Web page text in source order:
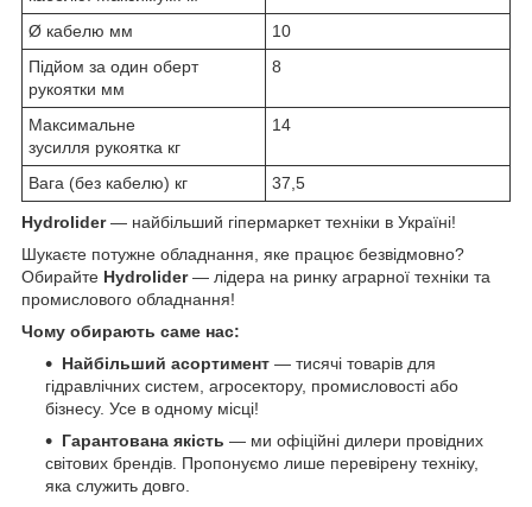
Ø кабелю мм
10
Підйом за один оберт
рукоятки мм
8
Максимальне
зусилля рукоятка кг
14
Вага (без кабелю) кг 37,5
Hydrolider— найбільший гіпермаркет техніки в Україні!
Шукаєте потужне обладнання, яке працює безвідмовно?
Обирайте Hydrolider— лідера на ринку аграрної техніки та
промислового обладнання!
Чому обирають саме нас:
Найбільший асортимент — тисячі товарів для
гідравлічних систем, агросектору, промисловості або
бізнесу. Усе в одному місці!
Гарантована якість — ми офіційні дилери провідних
світових брендів. Пропонуємо лише перевірену техніку,
яка служить довго.